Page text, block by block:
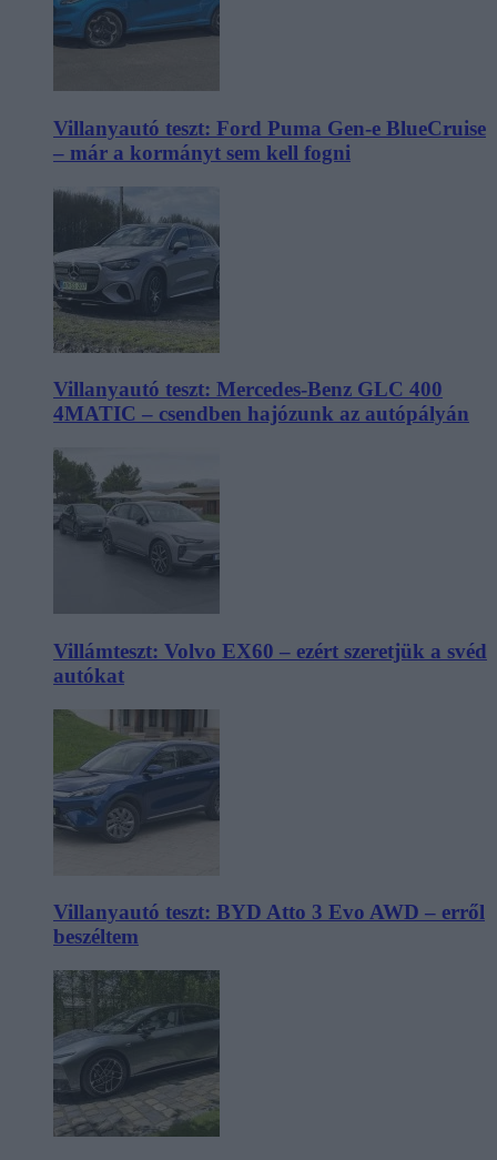
Villanyautó teszt: Ford Puma Gen-e BlueCruise
– már a kormányt sem kell fogni
Villanyautó teszt: Mercedes-Benz GLC 400
4MATIC – csendben hajózunk az autópályán
Villámteszt: Volvo EX60 – ezért szeretjük a svéd
autókat
Villanyautó teszt: BYD Atto 3 Evo AWD – erről
beszéltem